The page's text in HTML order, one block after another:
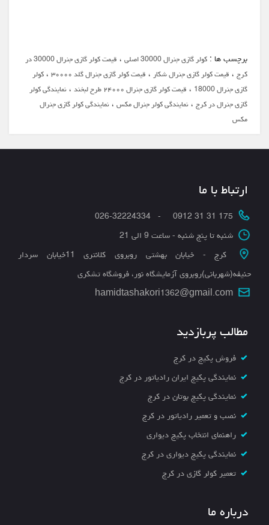
برچسب ها : کولر گازی جنرال 30000 اصلی ،
قیمت کولر گازی جنرال 30000 در
کرج، قیمت کولر گازی جنرال شکار، قیمت کولر گازی جنرال گلد ۳۰۰۰۰ ،کولر
گازی جنرال 18000
، قیمت کولر گازی جنرال ۲۴۰۰۰ طرح لبخند ،نمایندگی کولر
گازی جنرال در کرج،نمایندگی کولر جنرال مکس،نمایندگی کولر گازی جنرال
مکس
ارتباط با ما
175 31 31 0912 - 026-32224334
شنبه تا پنج شنبه - ساعت 9 الی 21
کرج - خیابان بهشتی روبروی کلانتری 11خیابان سردار
حنیفه(شهربانی)روبروی آزمایشگاه نور، فروشگاه تشکری
hamidtashakori1362@gmail.com
مطالب پربازدید
فروش پکیج در کرج
نمایندگی پکیج ایران رادیاتور در کرج
نمایندگی پکیج بوتان در کرج
نصب و تعمیر رادیاتور در کرج
راهنمای انتخاب پکیج دیواری
نمایندگی پکیج دیواری در کرج
تعمیر کولر گازی در کرج
درباره ما